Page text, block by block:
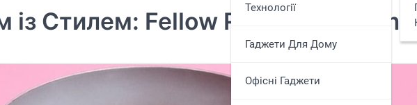
Технології
Гаджети Для Дому
Офісні Гаджети
із Стилем: Fellow Ruby Wine